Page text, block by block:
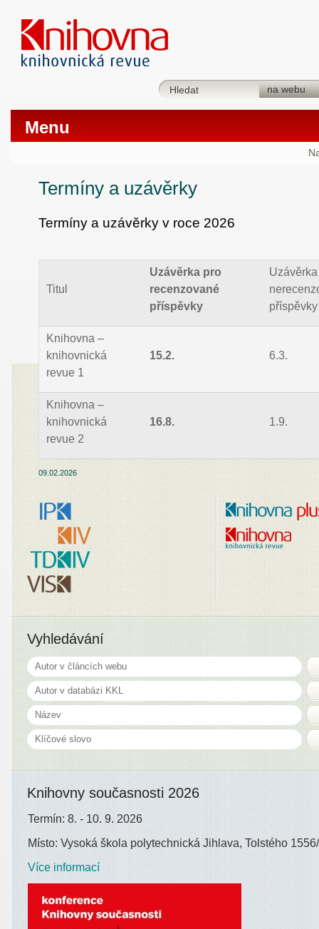
Menu
Termíny a uzávěrky
Termíny a uzávěrky v roce 2026
Titul
Uzávěrka pro
recenzované
příspěvky
příspěvky
Knihovna –
knihovnická
revue 1
15.2. 6.3.
Knihovna –
knihovnická
revue 2
16.8. 1.9.
09.02.2026
Vyhledávání
Knihovny současnosti 2026
Termín: 8. - 10. 9. 2026
Místo: Vysoká škola polytechnická Jihlava, Tolstého
Více informací